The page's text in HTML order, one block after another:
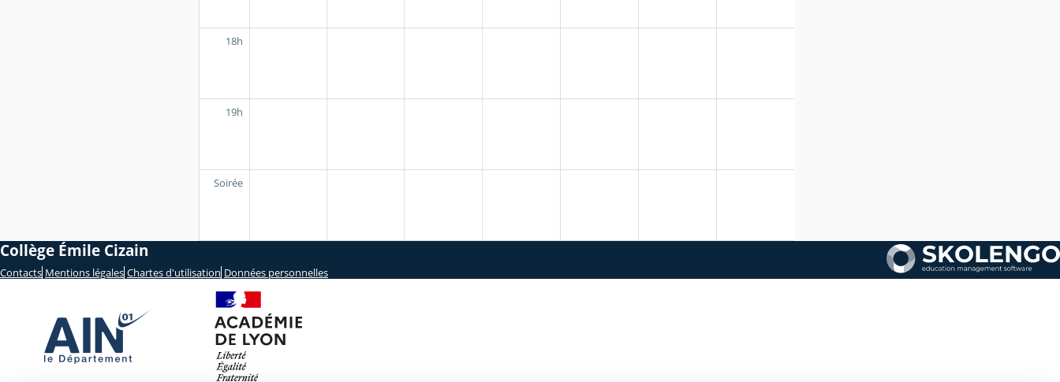
18h
19h
Soirée
Collège Émile Cizain
Contacts Mentions légales Chartes d'utilisation Données personnelles